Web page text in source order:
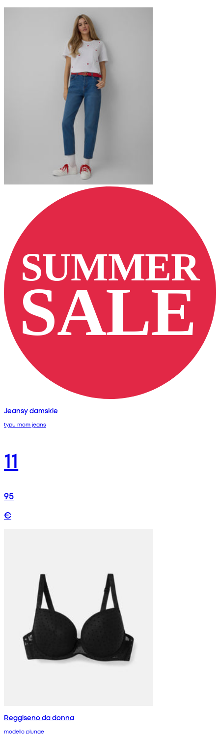
Jeansy damskie
typu mom jeans
11
95
€
Reggiseno da donna
modello plunge